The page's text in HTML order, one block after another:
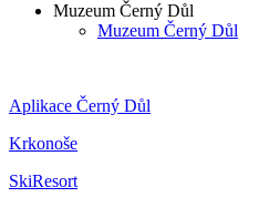
Muzeum Černý Důl
Muzeum Černý Důl
Aplikace Černý Důl
Krkonoše
SkiResort